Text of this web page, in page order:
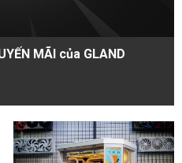
MÃI của GLAND